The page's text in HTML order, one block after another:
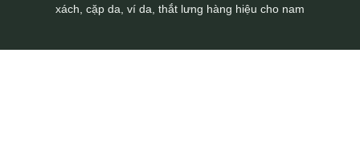
xách, cặp da, ví da, thắt lưng hàng hiệu cho nam